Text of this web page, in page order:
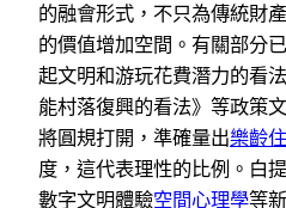
的融會形式，不只為傳統財
的價值增加空間。有關部分
起文明和游玩花費潛力的看
能村落復興的看法》等政策
將圓規打開，準確量出樂齡
度，這代表理性的比例。白
數字文明體驗空間心理學等